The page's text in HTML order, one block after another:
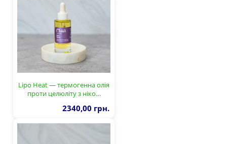
Lipo Heat — термогенна олія
проти целюліту з ніко…
2340,00 грн.